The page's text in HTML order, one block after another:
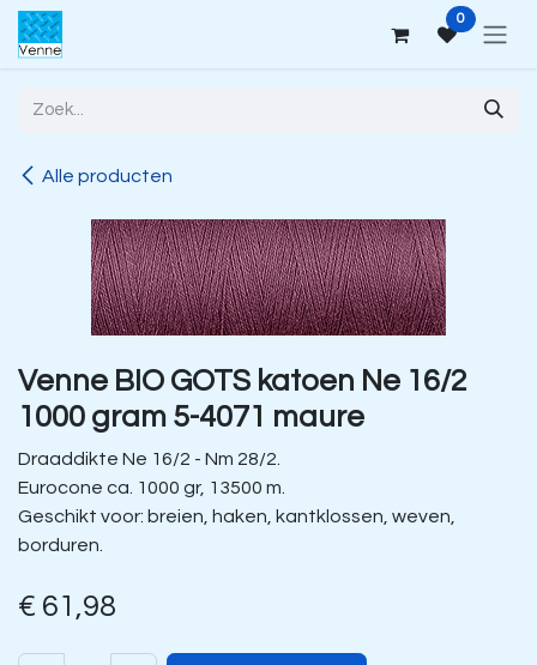
Overslaan naar inhoud 0
Alle producten
Venne BIO GOTS katoen Ne 16/2
1000 gram 5-4071 maure
Draaddikte Ne 16/2 - Nm 28/2.
Eurocone ca. 1000 gr, 13500 m.
Geschikt voor: breien, haken, kantklossen, weven,
borduren.
€ 61,98